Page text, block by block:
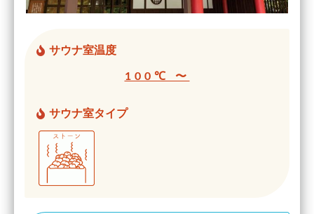
サウナ室温度
100℃ 〜
サウナ室タイプ